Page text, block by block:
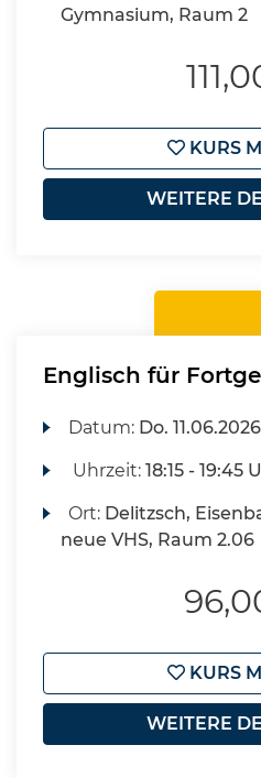
Gymnasium, Raum 2
KURS
WEITERE
Englisch für
Datum: Do.
Uhrzeit:18:15 - 19:45
Ort: Delitzsch,
neue VHS, Raum 2.06
KURS
WEITERE